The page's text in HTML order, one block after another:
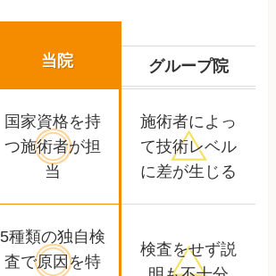
当院 グループ院
国家資格を持
つ施術者が担
当
施術者によっ
て技術レベル
に差が生じる
5種類の独自検
査で原因を特
検査をせず説